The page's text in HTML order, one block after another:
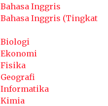
Bahasa Inggris
Bahasa Inggris (Tingkat
Biologi
Ekonomi
Fisika
Geografi
Informatika
Kimia